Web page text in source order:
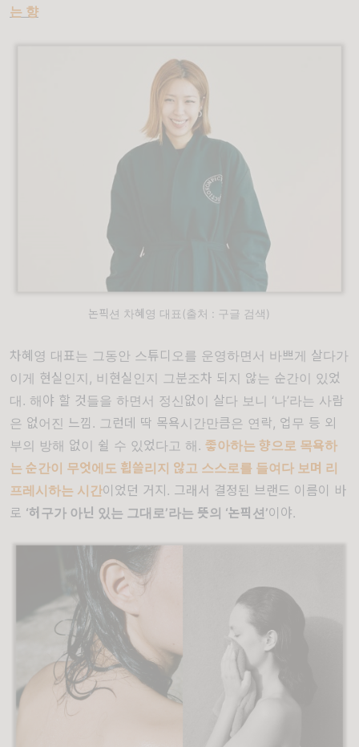
는 향
논픽션 차혜영 대표(출처 : 구글 검색)
차혜영 대표는 그동안 스튜디오를 운영하면서 바쁘게 살다가
이게 현실인지, 비현실인지 그분조차 되지 않는 순간이 있었
대. 해야 할 것들을 하면서 정신없이 살다 보니 ‘나’라는 사람
은 없어진 느낌. 그런데 딱 목욕시간만큼은 연락, 업무 등 외
부의 방해 없이 쉴 수 있었다고 해. 좋아하는 향으로 목욕하
는 순간이 무엇에도 휩쓸리지 않고 스스로를 들여다 보며 리
프레시하는 시간이었던 거지. 그래서 결정된 브랜드 이름이 바
로 ‘허구가 아닌 있는 그대로’라는 뜻의 ‘논픽션’이야.